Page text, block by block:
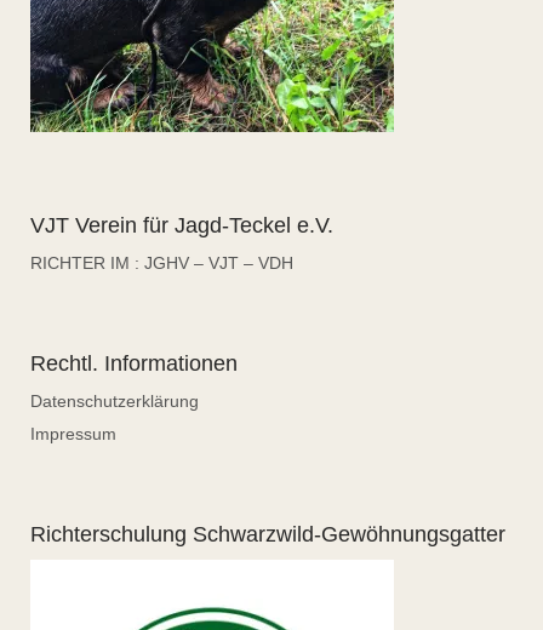
VJT Verein für Jagd-Teckel e.V.
RICHTER IM : JGHV – VJT – VDH
Rechtl. Informationen
Datenschutzerklärung
Impressum
Richterschulung Schwarzwild-Gewöhnungsgatter